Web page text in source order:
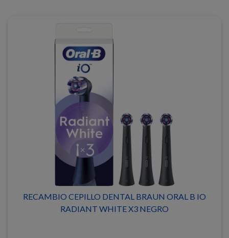
RECAMBIO CEPILLO DENTAL BRAUN ORAL B IO
RADIANT WHITE X3 NEGRO